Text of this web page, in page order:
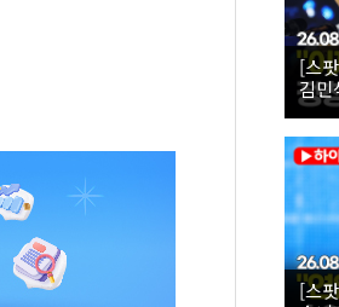
[스
김민
당대
[스팟Live] “정청